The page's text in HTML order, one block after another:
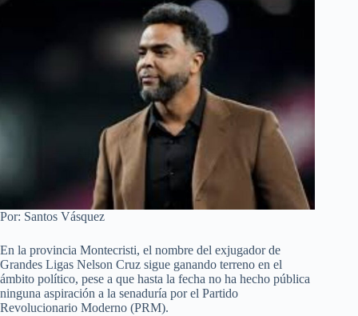
Por: Santos Vásquez
En la provincia Montecristi, el nombre del exjugador de
Grandes Ligas Nelson Cruz sigue ganando terreno en el
ámbito político, pese a que hasta la fecha no ha hecho pública
ninguna aspiración a la senaduría por el Partido
Revolucionario Moderno (PRM).